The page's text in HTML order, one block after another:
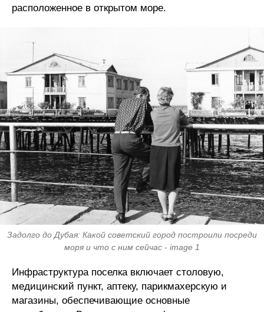
расположенное в открытом море.
Задолго до Дубая: Какой советский город построили посреди
моря и что с ним сейчас - image 1
Инфраструктура поселка включает столовую,
медицинский пункт, аптеку, парикмахерскую и
магазины, обеспечивающие основные